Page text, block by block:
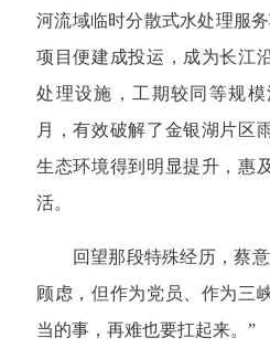
河流域临时分散式水处理服
项目便建成投运，成为长江
处理设施，工期较同等规
月，有效破解了金银湖片区
生态环境得到明显提升，惠
活。
回望那段特殊经历，蔡
顾虑，但作为党员、作为三
当的事，再难也要扛起来。”